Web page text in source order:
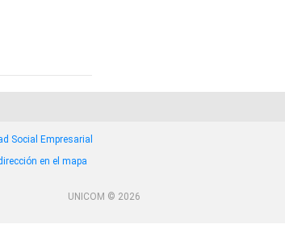
Social Empresarial
en el mapa
UNICOM © 2026